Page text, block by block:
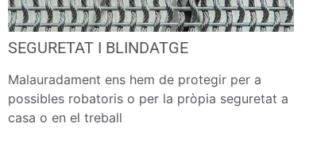
SEGURETAT I BLINDATGE
Malauradament ens hem de protegir per a
possibles robatoris o per la pròpia seguretat a
casa o en el treball